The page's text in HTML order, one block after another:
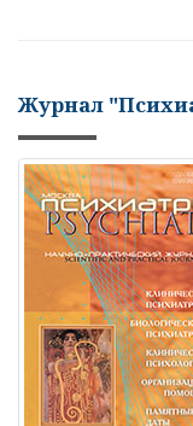
Журнал